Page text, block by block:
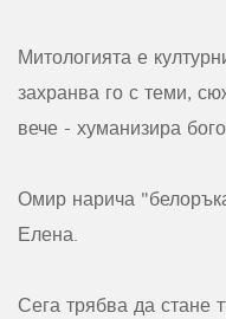
Митологията е
захранва го с теми,
вече - хуманизира
Омир нарича
Елена.
Сега трябва да стане